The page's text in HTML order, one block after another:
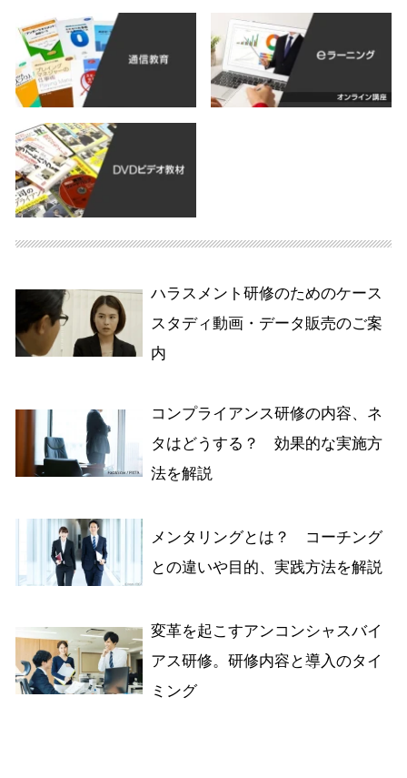
ハラスメント研修のためのケース
スタディ動画・データ販売のご案
内
コンプライアンス研修の内容、ネ
タはどうする？ 効果的な実施方
法を解説
メンタリングとは？ コーチング
との違いや目的、実践方法を解説
変革を起こすアンコンシャスバイ
アス研修。研修内容と導入のタイ
ミング